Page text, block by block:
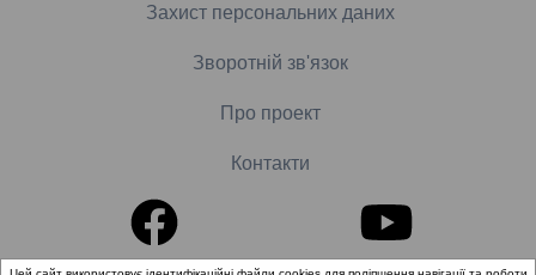
Захист персональних даних
Зворотній зв'язок
Про проект
Контакти